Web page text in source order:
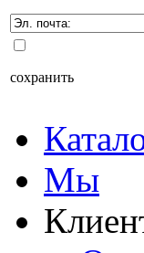
сохранить
Мы